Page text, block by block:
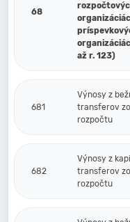
68
až r. 123)
681
Výnosy z
transferov
rozpočtu
682
Výnosy z
transferov
rozpočtu